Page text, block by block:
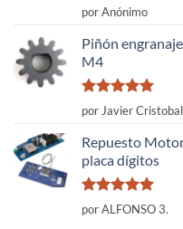
Valorado
con
por Anónimo
Piñón
M4
Valorado
con
por Javier
Repuesto
placa dígitos
Valorado
con
por ALFONSO 3.